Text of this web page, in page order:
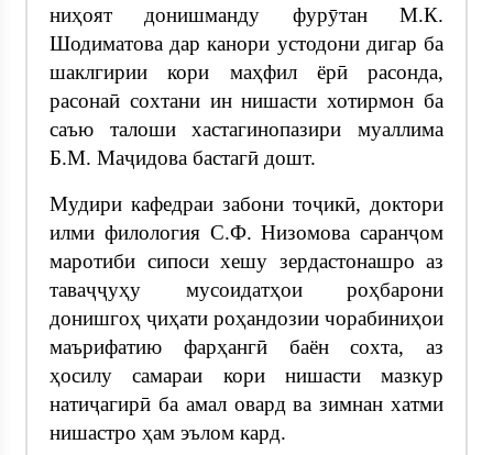
ниҳоят донишманду фурӯтан М.К.
Шодиматова дар канори устодони дигар ба
шаклгирии кори маҳфил ёрӣ расонда,
расонаӣ сохтани ин нишасти хотирмон ба
саъю талоши хастагинопазири муаллима
Б.М. Маҷидова бастагӣ дошт.
Мудири кафедраи забони тоҷикӣ, доктори
илми филология С.Ф. Низомова саранҷом
маротиби сипоси хешу зердастонашро аз
таваҷҷуҳу мусоидатҳои роҳбарони
донишгоҳ ҷиҳати роҳандозии чорабиниҳои
маърифатию фарҳангӣ баён сохта, аз
ҳосилу самараи кори нишасти мазкур
натиҷагирӣ ба амал овард ва зимнан хатми
нишастро ҳам эълом кард.